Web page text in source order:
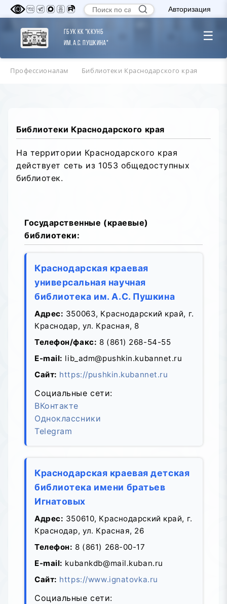
Авторизация
ГБУК КК "ККУНБ
им. А.С. Пушкина"
☰
Профессионалам Библиотеки Краснодарского края
Библиотеки Краснодарского края
На территории Краснодарского края
действует сеть из 1053 общедоступных
библиотек.
Государственные (краевые)
библиотеки:
Краснодарская краевая
универсальная научная
библиотека им. А.С. Пушкина
Адрес: 350063, Краснодарский край, г.
Краснодар, ул. Красная, 8
Телефон/факс: 8 (861) 268-54-55
E-mail: lib_adm@pushkin.kubannet.ru
Сайт: https://pushkin.kubannet.ru
Социальные сети:
ВКонтакте
Одноклассники
Telegram
Краснодарская краевая детская
библиотека имени братьев
Игнатовых
Адрес: 350610, Краснодарский край, г.
Краснодар, ул. Красная, 26
Телефон: 8 (861) 268-00-17
E-mail: kubankdb@mail.kuban.ru
Сайт: https://www.ignatovka.ru
Социальные сети: